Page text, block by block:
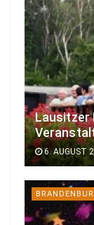
Lausitzer
6. AUGUST